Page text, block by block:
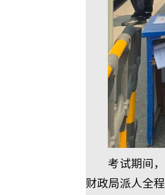
考试期间
财政局派人全